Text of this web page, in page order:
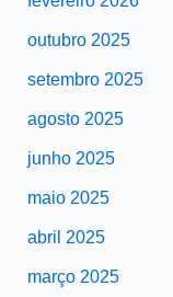
outubro 2025
setembro 2025
agosto 2025
junho 2025
maio 2025
abril 2025
março 2025